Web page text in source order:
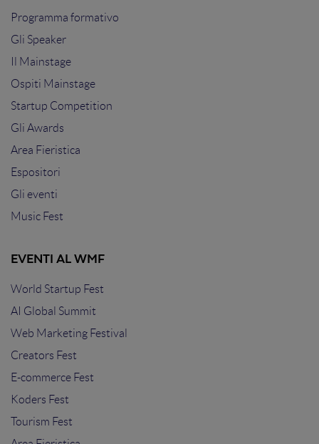
Programma formativo
Gli Speaker
Il Mainstage
Ospiti Mainstage
Startup Competition
Gli Awards
Area Fieristica
Espositori
Gli eventi
Music Fest
EVENTI AL WMF
World Startup Fest
AI Global Summit
Web Marketing Festival
Creators Fest
E-commerce Fest
Koders Fest
Tourism Fest